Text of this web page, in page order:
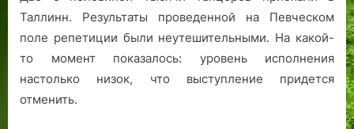
Таллинн. Результаты проведенной на Певческом
поле репетиции были неутешительными. На какой-
то момент показалось: уровень исполнения
настолько низок, что выступление придется
отменить.